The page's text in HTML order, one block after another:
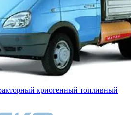
криогенный топливный